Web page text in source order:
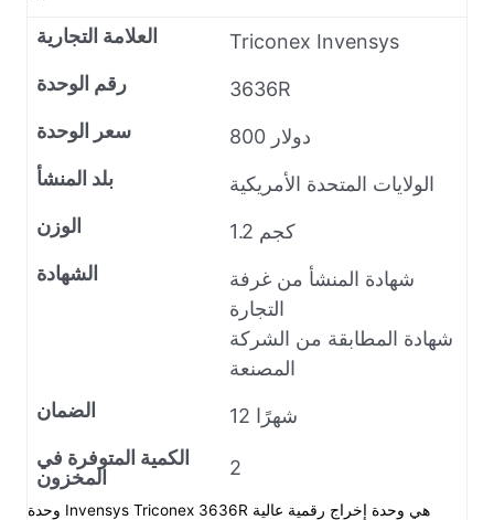
العلامة التجارية
Triconex Invensys
رقم الوحدة
3636R
سعر الوحدة
800 دولار
بلد المنشأ
الولايات المتحدة الأمريكية
الوزن
1.2 كجم
الشهادة
شهادة المنشأ من غرفة
التجارة
شهادة المطابقة من الشركة
المصنعة
الضمان
12 شهرًا
الكمية المتوفرة في
المخزون
2
وحدة Invensys Triconex 3636R هي وحدة إخراج رقمية عالية